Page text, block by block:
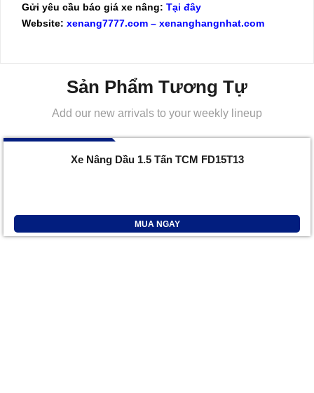
Gửi yêu cầu báo giá xe nâng: Tại đây
Website: xenang7777.com – xenanghangnhat.com
Sản Phẩm Tương Tự
Add our new arrivals to your weekly lineup
Xe Nâng Dầu 1.5 Tấn TCM FD15T13
MUA NGAY